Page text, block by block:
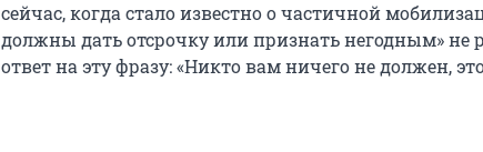
сейчас, когда стало известно о частичной
должны дать отсрочку или признать негодным» не
ответ на эту фразу: «Никто вам ничего не должен,